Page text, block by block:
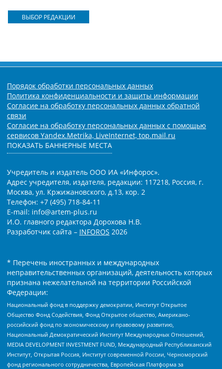
ВЫБОР РЕДАКЦИИ
Порядок обработки персональных данных
Политика конфиденциальности и защиты информации
Согласие на обработку персональных данных обратной
связи
Согласие на обработку персональных данных с помощью
сервисов Yandex.Metrika, LiveInternet, top.mail.ru
ПОКАЗАТЬ БАННЕРНЫЕ МЕСТА
Учредитель и издатель ООО ИА «Инфорос».
Адрес учредителя, издателя, редакции: 117218, Россия, г.
Москва, ул. Кржижановского, д.13, кор. 2
Телефон: +7 (495) 718-84-11
E-mail: info@artem-plus.ru
И.О. главного редактора Дорохова Н.В.
Разработчик сайта – INFOROS 2026
* Перечень иностранных и международных
неправительственных организаций, деятельность которых
признана нежелательной на территории Российской
Федерации:
Национальный фонд в поддержку демократии, Институт Открытое
Общество Фонд Содействия, Фонд Открытое общество, Американо-
российский фонд по экономическому и правовому развитию,
Национальный Демократический Институт Международных Отношений,
MEDIA DEVELOPMENT INVESTMENT FUND, Международный Республиканский
Институт, Открытая Россия, Институт современной России, Черноморский
фонд регионального сотрудничества, Европейская Платформа за